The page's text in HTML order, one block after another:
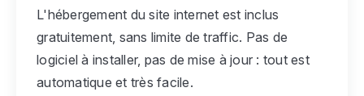
L'hébergement du site internet est inclus
gratuitement, sans limite de traffic. Pas de
logiciel à installer, pas de mise à jour : tout est
automatique et très facile.